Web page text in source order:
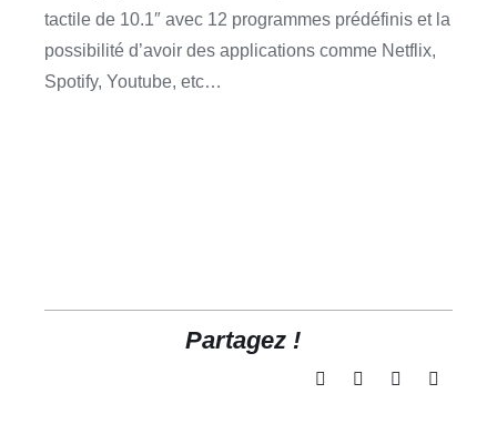
tactile de 10.1″ avec 12 programmes prédéfinis et la
possibilité d’avoir des applications comme Netflix,
Spotify, Youtube, etc…
Partagez !